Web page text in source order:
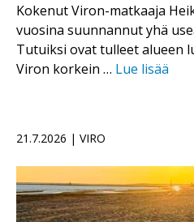
Kokenut Viron-matkaaja
vuosina suunnannut yhä
Tutuiksi ovat tulleet alueen
Viron korkein … Lue lisää
21.7.2026 | VIRO